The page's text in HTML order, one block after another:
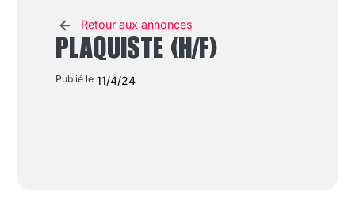
Retour aux annonces
PLAQUISTE (H/F)
Publié le 11/4/24